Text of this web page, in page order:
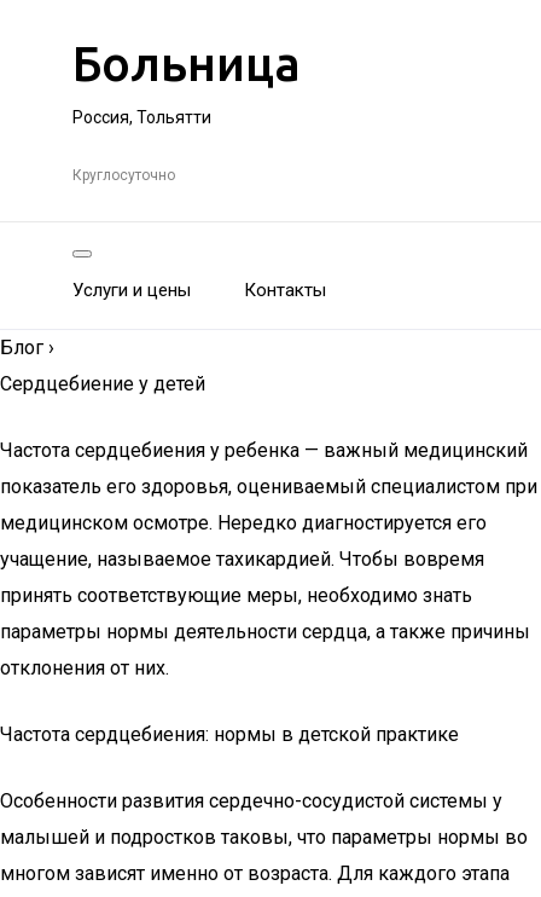
Больница
Россия, Тольятти
Круглосуточно
Услуги и цены Контакты
Блог ›
Сердцебиение у детей
Частота сердцебиения у ребенка — важный медицинский
показатель его здоровья, оцениваемый специалистом при
медицинском осмотре. Нередко диагностируется его
учащение, называемое тахикардией. Чтобы вовремя
принять соответствующие меры, необходимо знать
параметры нормы деятельности сердца, а также причины
отклонения от них.
Частота сердцебиения: нормы в детской практике
Особенности развития сердечно-сосудистой системы у
малышей и подростков таковы, что параметры нормы во
многом зависят именно от возраста. Для каждого этапа